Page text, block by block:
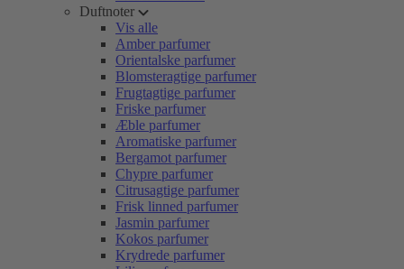
Duftnoter
Vis alle
Amber parfumer
Orientalske parfumer
Blomsteragtige parfumer
Frugtagtige parfumer
Friske parfumer
Æble parfumer
Aromatiske parfumer
Bergamot parfumer
Chypre parfumer
Citrusagtige parfumer
Frisk linned parfumer
Jasmin parfumer
Kokos parfumer
Krydrede parfumer